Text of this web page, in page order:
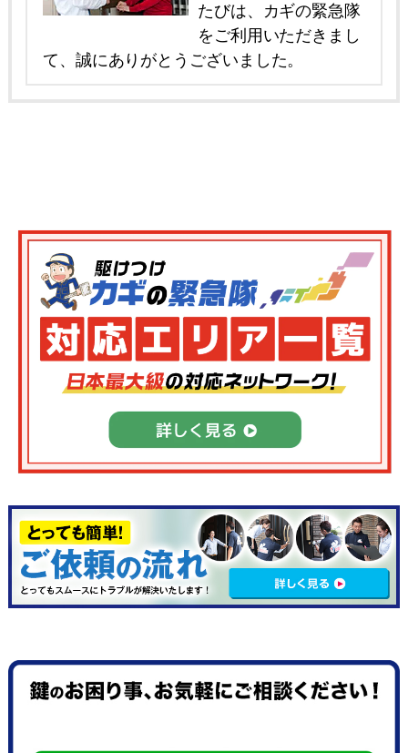
たびは、カギの緊急隊
をご利用いただきまし
て、誠にありがとうございました。